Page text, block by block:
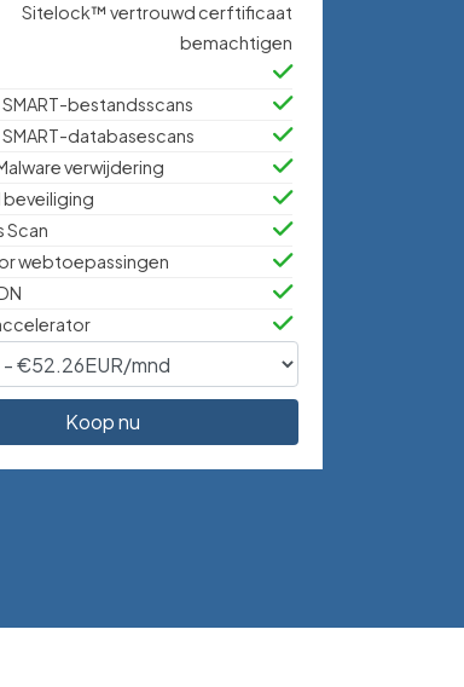
Sitelock™ vertrouwd cerftificaat
bemachtigen
bestandsscans
databasescans
verwijdering
beveiliging
Scan
webtoepassingen
Koop nu